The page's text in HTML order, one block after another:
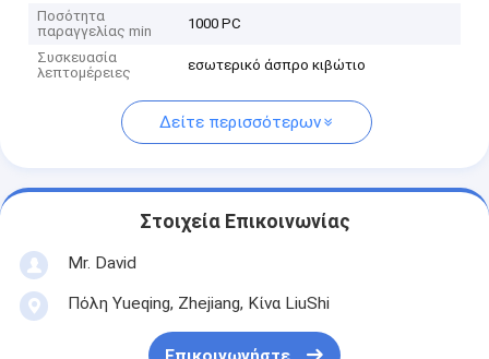
Ποσότητα
παραγγελίας min
1000 PC
Συσκευασία
λεπτομέρειες
εσωτερικό άσπρο κιβώτιο
Δείτε περισσότερων
Στοιχεία Επικοινωνίας
Mr. David
Πόλη Yueqing, Zhejiang, Κίνα LiuShi